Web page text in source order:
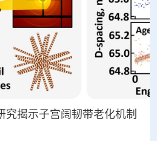
究揭示子宫阔韧带老化机制